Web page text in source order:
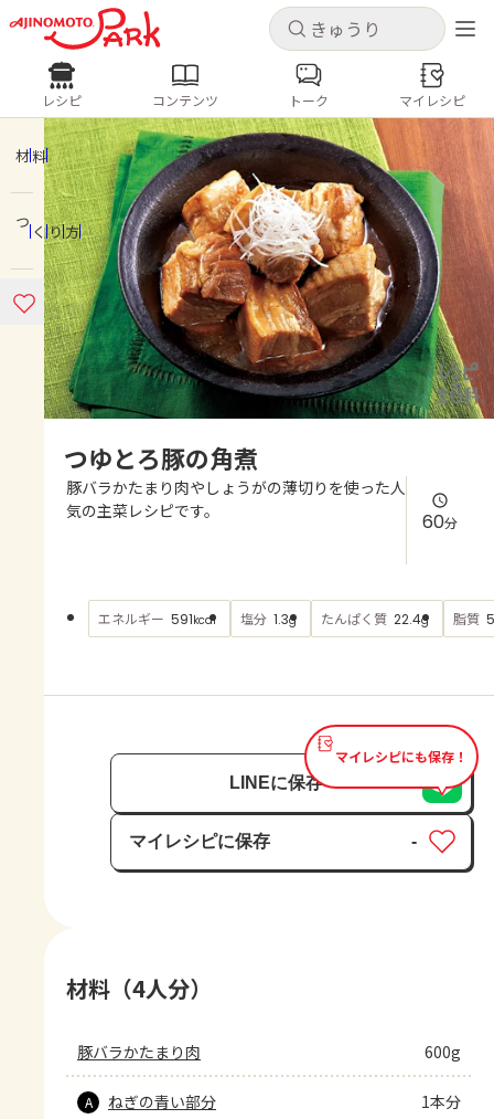
キャンセル
ログインするとレシピを保存できます
ログイン 新規登録
ホーム
コンテンツ
レシピ
よくあるお問い合わせ
AJINOMOTO PARK とは
キャンセル
レシピ コンテンツ
人気の食材・レシピ
きゅうり なす トマト
とうもろこし
ピーマン
みょうが ゴーヤ
レシピ コンテンツ トーク マイレシピ
材料
つくり方
つゆとろ豚の角煮
豚バラかたまり肉やしょうがの薄切りを使った人
気の主菜レシピです。
60分
エネルギー 591kcal 塩分 1.3g たんぱく質 22.4g 脂質
マイレシピにも保存！
LINEに保存
マイレシピに保存
保存済み
-
材料（4人分）
豚バラかたまり肉 600g
A ねぎの青い部分 1本分